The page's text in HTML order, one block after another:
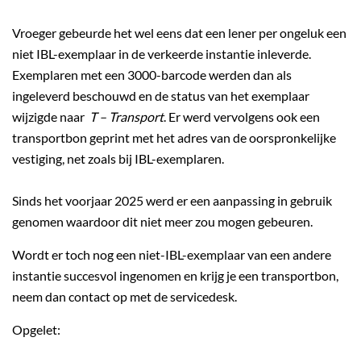
Vroeger gebeurde het wel eens dat een lener per ongeluk een
niet IBL-exemplaar in de verkeerde instantie inleverde.
Exemplaren met een 3000-barcode werden dan als
ingeleverd beschouwd en de status van het exemplaar
wijzigde naar T – Transport. Er werd vervolgens ook een
transportbon geprint met het adres van de oorspronkelijke
vestiging, net zoals bij IBL-exemplaren.
Sinds het voorjaar 2025 werd er een aanpassing in gebruik
genomen waardoor dit niet meer zou mogen gebeuren.
Wordt er toch nog een niet-IBL-exemplaar van een andere
instantie succesvol ingenomen en krijg je een transportbon,
neem dan contact op met de servicedesk.
Opgelet: